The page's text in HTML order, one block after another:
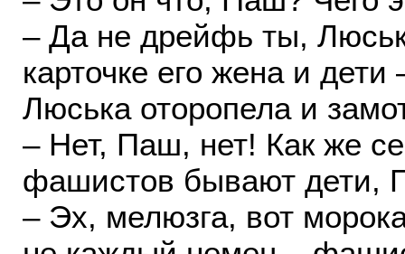
– Да не дрейфь ты,
карточке его жена и
Люська оторопела и
– Нет, Паш, нет! Как же
фашистов бывают дети,
– Эх, мелюзга, вот